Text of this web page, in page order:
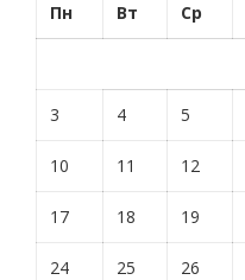
Пн Вт Ср
3 4 5
10 11 12
17 18 19
24 25 26